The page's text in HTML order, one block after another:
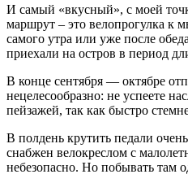
И самый «вкусный», с моей
маршрут – это велопрогулка к
самого утра или уже после
приехали на остров в период
В конце сентября — октябре
нецелесообразно: не успеете
пейзажей, так как быстро
В полдень крутить педали
снабжен велокреслом с
небезопасно. Но побывать там